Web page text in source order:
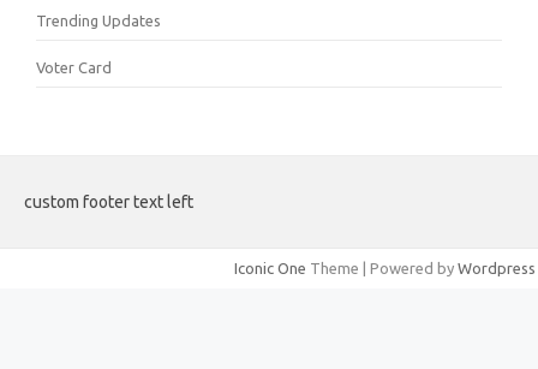
Trending Updates
Voter Card
custom footer text left
Iconic One Theme | Powered by Wordpress